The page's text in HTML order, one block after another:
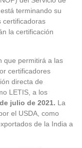
terminando su
certificadoras
la certificación
que permitirá a las
certificadores
directa de
LETIS, a los
julio de 2021. La
el USDA, como
de la India a